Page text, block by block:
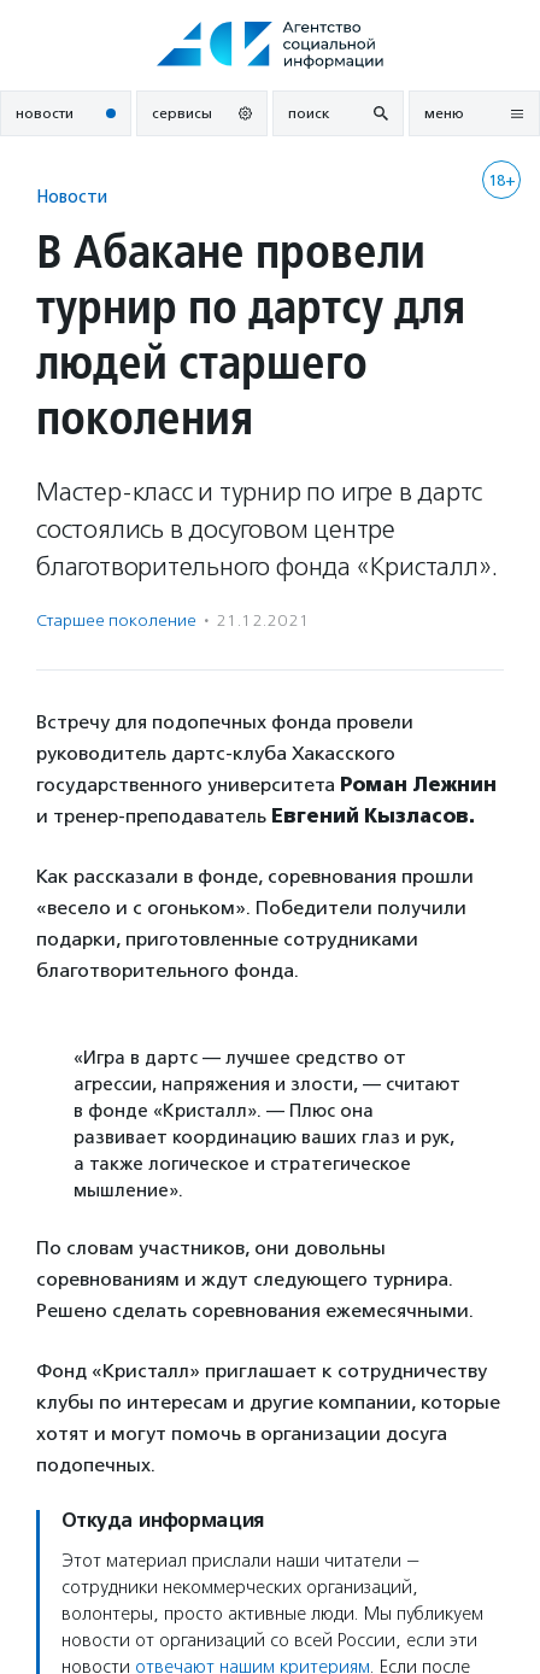
новости сервисы поиск меню
18+
Новости
В Абакане провели
турнир по дартсу для
людей старшего
поколения
Мастер-класс и турнир по игре в дартс
состоялись в досуговом центре
благотворительного фонда «Кристалл».
Старшее поколение · 21.12.2021
Встречу для подопечных фонда провели
руководитель дартс-клуба Хакасского
государственного университета Роман Лежнин
и тренер-преподаватель Евгений Кызласов.
Как рассказали в фонде, соревнования прошли
«весело и с огоньком». Победители получили
подарки, приготовленные сотрудниками
благотворительного фонда.
«Игра в дартс — лучшее средство от
агрессии, напряжения и злости, — считают
в фонде «Кристалл». — Плюс она
развивает координацию ваших глаз и рук,
а также логическое и стратегическое
мышление».
По словам участников, они довольны
соревнованиям и ждут следующего турнира.
Решено сделать соревнования ежемесячными.
Фонд «Кристалл» приглашает к сотрудничеству
клубы по интересам и другие компании, которые
хотят и могут помочь в организации досуга
подопечных.
Откуда информация
Этот материал прислали наши читатели —
сотрудники некоммерческих организаций,
волонтеры, просто активные люди. Мы публикуем
новости от организаций со всей России, если эти
новости отвечают нашим критериям. Если после